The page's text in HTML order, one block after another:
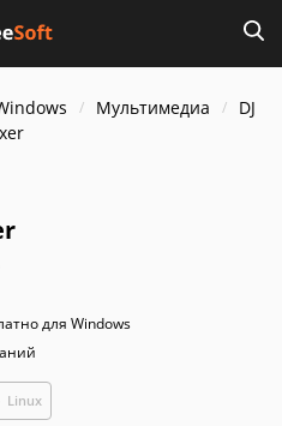
Мультимедиа
DJ
для Windows
Linux